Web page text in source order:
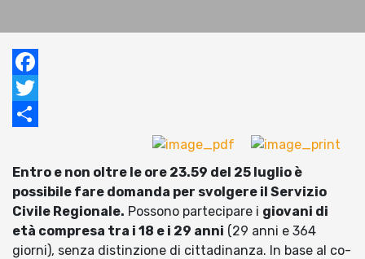
Facebook
Twitter
Entro e non oltre le ore 23.59 del 25 luglio è
possibile fare domanda per svolgere il Servizio
Civile Regionale. Possono partecipare i giovani di
età compresa tra i 18 e i 29 anni (29 anni e 364
giorni), senza distinzione di cittadinanza. In base al co-